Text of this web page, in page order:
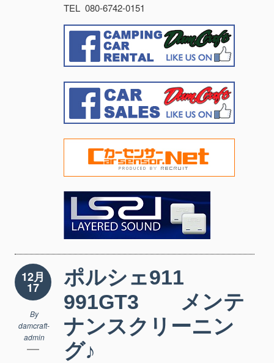
TEL 080-6742-0151
12月
17
By
damcraft-
admin
ポルシェ911
991GT3 メンテ
ナンスクリーニン
グ♪